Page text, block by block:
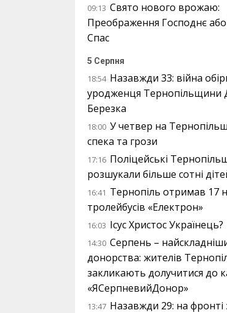
09:13 Свято нового врожаю:
Преображення Господнє
Спас
5 Серпня
18:54 Назавжди 33: війна
уродженця Тернопільщини
Березка
18:00 У четвер на
спека та грози
17:16 Поліцейські
розшукали більше сотні
16:41 Тернопіль отримав 17
тролейбусів «Електрон»
16:03 Ісус Христос Українець?
14:30 Серпень –
донорства: жителів
закликають долучитися до
«ЯСерпневийДонор»
13:47 Назавжди 29: на фронті